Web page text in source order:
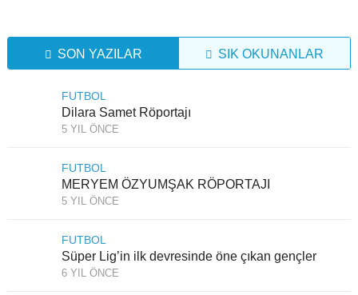
SON YAZILAR SIK OKUNANLAR
FUTBOL
Dilara Samet Röportajı
5 YIL ÖNCE
FUTBOL
MERYEM ÖZYUMŞAK RÖPORTAJI
5 YIL ÖNCE
FUTBOL
Süper Lig’in ilk devresinde öne çıkan gençler
6 YIL ÖNCE